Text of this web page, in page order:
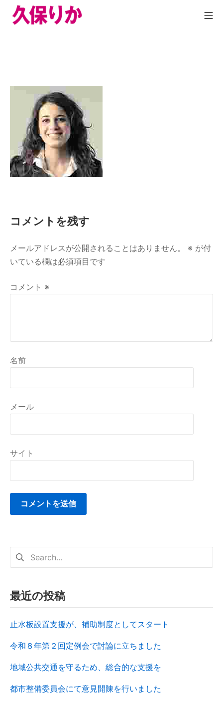
コメントを残す
メールアドレスが公開されることはありません。 ※ が付
いている欄は必須項目です
コメント ※
名前
メール
サイト
最近の投稿
止水板設置支援が、補助制度としてスタート
令和８年第２回定例会で討論に立ちました
地域公共交通を守るため、総合的な支援を
都市整備委員会にて意見開陳を行いました